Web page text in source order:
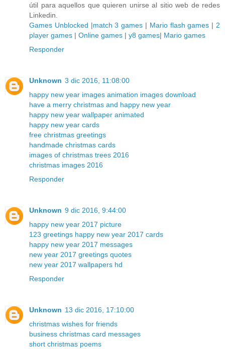
útil para aquellos que quieren unirse al sitio web de redes
Linkedin.
Games Unblocked |match 3 games | Mario flash games | 2
player games | Online games | y8 games| Mario games
Responder
Unknown 3 dic 2016, 11:08:00
happy new year images animation images download
have a merry christmas and happy new year
happy new year wallpaper animated
happy new year cards
free christmas greetings
handmade christmas cards
images of christmas trees 2016
christmas images 2016
Responder
Unknown 9 dic 2016, 9:44:00
happy new year 2017 picture
123 greetings happy new year 2017 cards
happy new year 2017 messages
new year 2017 greetings quotes
new year 2017 wallpapers hd
Responder
Unknown 13 dic 2016, 17:10:00
christmas wishes for friends
business christmas card messages
short christmas poems